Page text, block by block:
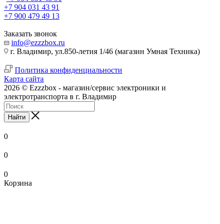
+7 904 031 43 91
+7 900 479 49 13
Заказать звонок
info@ezzzbox.ru
г. Владимир, ул.850-летия 1/46 (магазин Умная Техника)
Политика конфиденциальности
Карта сайта
2026 © Ezzzbox - магазин/сервис электроники и
электротранспорта в г. Владимир
Найти
0
0
0
Корзина